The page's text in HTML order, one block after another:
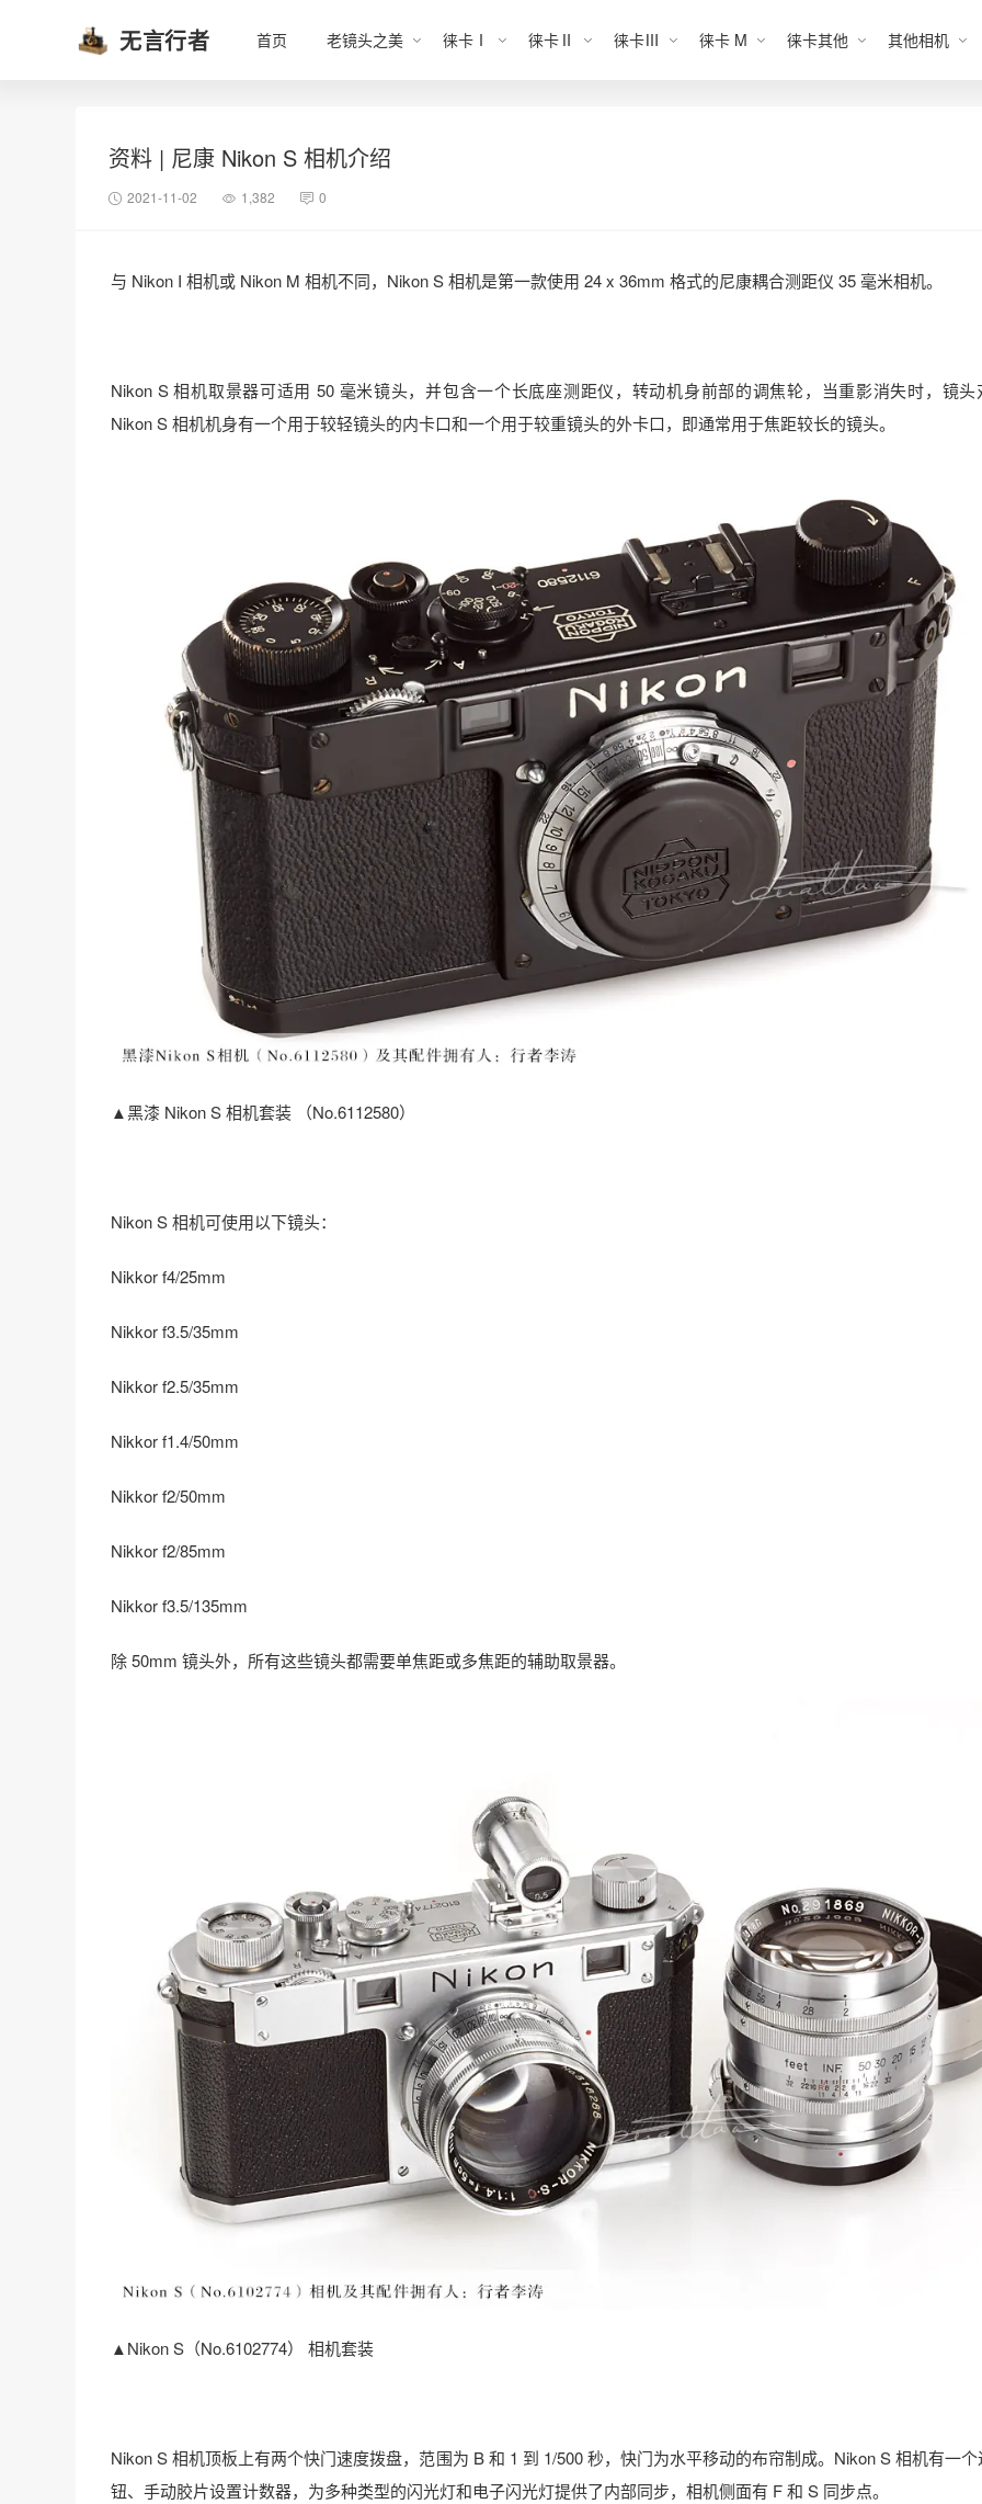
无言行者 首页 老镜头之美 徕卡Ⅰ 徕卡Ⅱ 徕卡Ⅲ 徕卡 M 徕卡其他 其他相机
资料 | 尼康 Nikon S 相机介绍
2021-11-02 1,382 0
与 Nikon I 相机或 Nikon M 相机不同，Nikon S 相机是第一款使用 24 x 36mm 格式的尼康耦合测距仪 35 毫米相机。
Nikon S 相机取景器可适用 50 毫米镜头，并包含一个长底座测距仪，转动机身前部的调焦轮，当重影消失时，镜头
Nikon S 相机机身有一个用于较轻镜头的内卡口和一个用于较重镜头的外卡口，即通常用于焦距较长的镜头。
▲黑漆 Nikon S 相机套装 （No.6112580）
Nikon S 相机可使用以下镜头：
Nikkor f4/25mm
Nikkor f3.5/35mm
Nikkor f2.5/35mm
Nikkor f1.4/50mm
Nikkor f2/50mm
Nikkor f2/85mm
Nikkor f3.5/135mm
除 50mm 镜头外，所有这些镜头都需要单焦距或多焦距的辅助取景器。
▲Nikon S（No.6102774） 相机套装
Nikon S 相机顶板上有两个快门速度拨盘，范围为 B 和 1 到 1/500 秒，快门为水平移动的布帘制成。Nikon S 相机有一
钮、手动胶片设置计数器，为多种类型的闪光灯和电子闪光灯提供了内部同步，相机侧面有 F 和 S 同步点。